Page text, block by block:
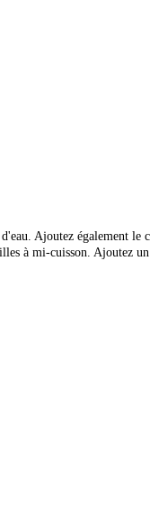
Ajoutez également
à mi-cuisson. Ajoutez un